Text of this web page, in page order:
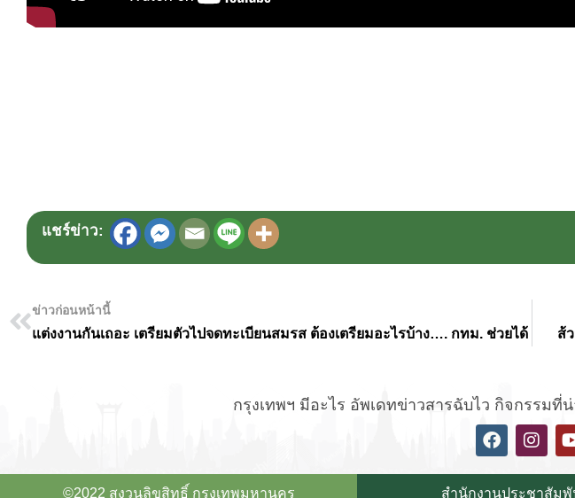
แชร์ข่าว:
ข่าวก่อนหน้านี้
แต่งงานกันเถอะ เตรียมตัวไปจดทะเบียนสมรส ต้องเตรียมอะไรบ้าง…. กทม. ช่วยได้ ส้
กรุงเทพฯ มีอะไร อัพเดทข่าวสารฉับไว กิจกรรม
©2022 สงวนลิขสิทธิ์ กรุงเทพมหานคร สำนักงานประชาสัม